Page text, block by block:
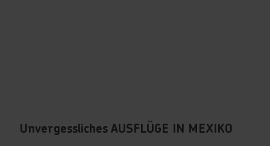
Unvergessliches AUSFLÜGE IN MEXIKO